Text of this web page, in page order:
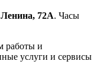
72А. Часы
работы и
услуги и сервисы